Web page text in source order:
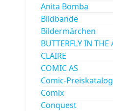
Anita Bomba
Bildbände
Bildermärchen
BUTTERFLY IN THE
CLAIRE
COMIC AS
Comic-Preiskatalog
Comix
Conquest